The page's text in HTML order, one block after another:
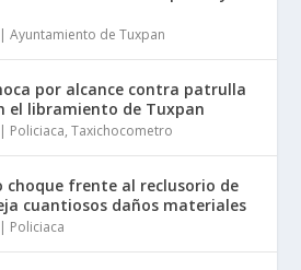
|Ayuntamiento de Tuxpan
por alcance contra patrulla
el libramiento de Tuxpan
Policiaca,Taxichocometro
choque frente al reclusorio de
cuantiosos daños materiales
Policiaca